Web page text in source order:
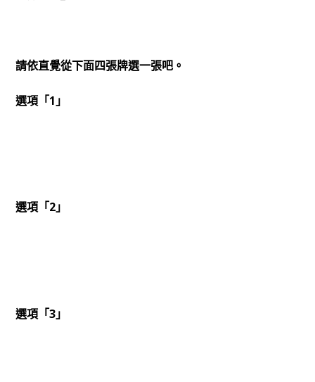
請依直覺從下面四張牌選一張吧。
選項「1」
選項「2」
選項「3」